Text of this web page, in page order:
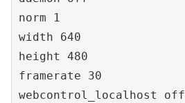
norm 1
width 640
height 480
framerate 30
webcontrol_localhost off